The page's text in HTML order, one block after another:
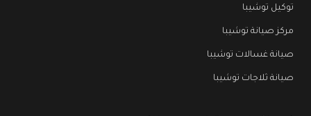
توكيل توشيبا
مركز صيانة توشيبا
صيانة غسالات توشيبا
صيانة ثلاجات توشيبا